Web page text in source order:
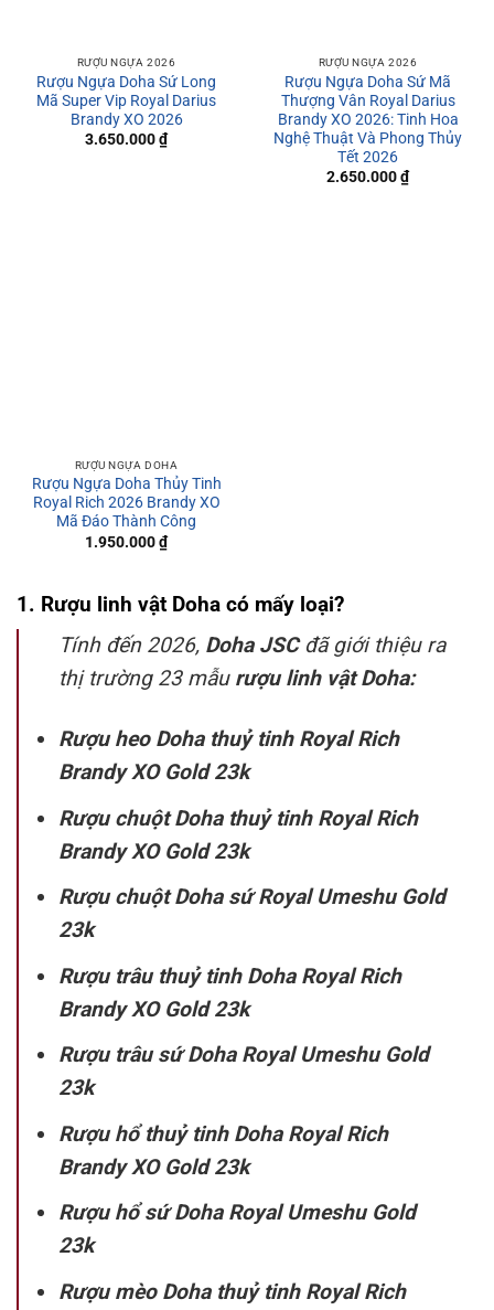
RƯỢU NGỰA 2026
Rượu Ngựa Doha Sứ Long
Mã Super Vip Royal Darius
Brandy XO 2026
3.650.000₫
RƯỢU NGỰA 2026
Rượu Ngựa Doha Sứ Mã
Thượng Vân Royal Darius
Brandy XO 2026: Tinh Hoa
Nghệ Thuật Và Phong Thủy
Tết 2026
2.650.000₫
RƯỢU NGỰA DOHA
Rượu Ngựa Doha Thủy Tinh
Royal Rich 2026 Brandy XO
Mã Đáo Thành Công
1.950.000₫
1. Rượu linh vật Doha có mấy loại?
Tính đến 2026, Doha JSCđã giới thiệu ra
thị trường 23 mẫu rượu linh vật Doha:
Rượu heo Doha thuỷ tinh Royal Rich
Brandy XO Gold 23k
Rượu chuột Doha thuỷ tinh Royal Rich
Brandy XO Gold 23k
Rượu chuột Doha sứ Royal Umeshu Gold
23k
Rượu trâu thuỷ tinh Doha Royal Rich
Brandy XO Gold 23k
Rượu trâu sứ Doha Royal Umeshu Gold
23k
Rượu hổ thuỷ tinh Doha Royal Rich
Brandy XO Gold 23k
Rượu hổ sứ Doha Royal Umeshu Gold
23k
Rượu mèo Doha thuỷ tinh Royal Rich